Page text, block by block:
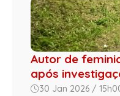
Autor de
após
30 Jan 2026 /